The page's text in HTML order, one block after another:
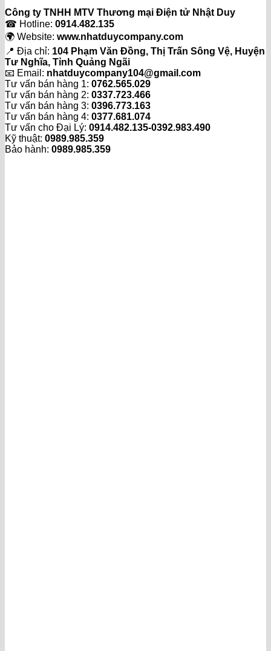
Công ty TNHH MTV Thương mại Điện tử Nhật Duy
☎ Hotline: 0914.482.135
🌍 Website: www.nhatduycompany.com
📍 Địa chỉ: 104 Phạm Văn Đồng, Thị Trấn Sông Vệ, Huyện
Tư Nghĩa, Tỉnh Quảng Ngãi
📧 Email: nhatduycompany104@gmail.com
Tư vấn bán hàng 1: 0762.565.029
Tư vấn bán hàng 2: 0337.723.466
Tư vấn bán hàng 3: 0396.773.163
Tư vấn bán hàng 4: 0377.681.074
Tư vấn cho Đại Lý: 0914.482.135-0392.983.490
Kỹ thuật: 0989.985.359
Bảo hành: 0989.985.359